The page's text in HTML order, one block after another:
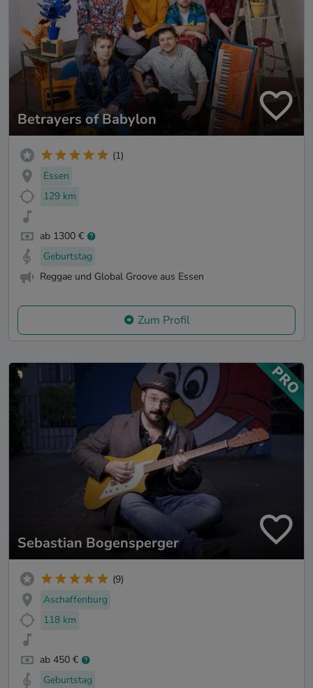
Betrayers of Babylon
(1)
Essen
129 km
ab 1300 €
Geburtstag
Reggae und Global Groove aus Essen
Zum Profil
Sebastian Bogensperger
(9)
Aschaffenburg
118 km
ab 450 €
Geburtstag